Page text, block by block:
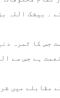
بیشک اللہ
جس کا ثمرہ
ہے جس سے
مقابلے میں